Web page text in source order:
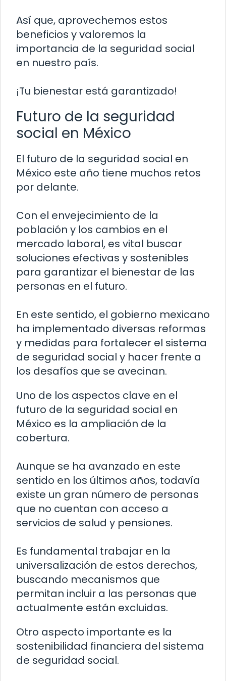
Así que, aprovechemos estos
beneficios y valoremos la
importancia de la seguridad social
en nuestro país.
¡Tu bienestar está garantizado!
Futuro de la seguridad
social en México
El futuro de la seguridad social en
México este año tiene muchos retos
por delante.
Con el envejecimiento de la
población y los cambios en el
mercado laboral, es vital buscar
soluciones efectivas y sostenibles
para garantizar el bienestar de las
personas en el futuro.
En este sentido, el gobierno mexicano
ha implementado diversas reformas
y medidas para fortalecer el sistema
de seguridad social y hacer frente a
los desafíos que se avecinan.
Uno de los aspectos clave en el
futuro de la seguridad social en
México es la ampliación de la
cobertura.
Aunque se ha avanzado en este
sentido en los últimos años, todavía
existe un gran número de personas
que no cuentan con acceso a
servicios de salud y pensiones.
Es fundamental trabajar en la
universalización de estos derechos,
buscando mecanismos que
permitan incluir a las personas que
actualmente están excluidas.
Otro aspecto importante es la
sostenibilidad financiera del sistema
de seguridad social.